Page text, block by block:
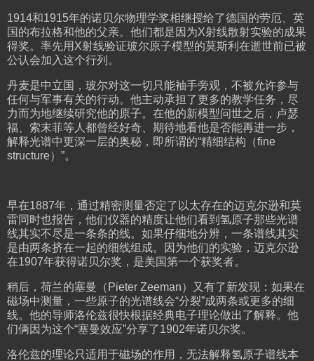
1914和1915年的诺贝尔物理学奖相继授给了德国的劳厄、英
国的布拉格和他的父亲。他们都是因为X射线散射实验的成果
得奖。率先用X射线验证玻尔原子模型的莫斯利在逝世前已被
公认会加入这个行列。
丹麦是中立国，玻尔对这一切只能袖手旁观，不被允许参与
任何与军事有关的行动。他主动承担了更多的教学任务，尽
力而为地继续研究他的原子。在他的新模型问世之后，卢瑟
福、索末菲等人都曾经好奇、期待地看他是否能再进一步，
解释光谱中更深一层的奥秘，即所谓的“精细结构（fine
structure）”。
早在1887年，通过精密测量否定了以太存在的迈克尔逊和莫
雷同时也报告，他们仪器的精度让他们看到氢原子那些光谱
线其实不尽是一条条的线。如果仔细地分辨，一条谱线其实
是由两条挤在一起的细线组成。因为他们的实验，迈克尔逊
在1907年获得诺贝尔奖，是美国第一个获奖者。
稍后，荷兰的塞曼（Pieter Zeeman）又有了新发现：如果在
磁场中测量，一些原子的光谱线会“分裂”成两条或更多的细
线。他的导师洛伦兹很快根据经典电子理论做出了解释。他
们俩因为这个“塞曼效应”分享了1902年诺贝尔奖。
洛伦兹的理论只适用于磁场的作用，无法解释氢原子谱线本